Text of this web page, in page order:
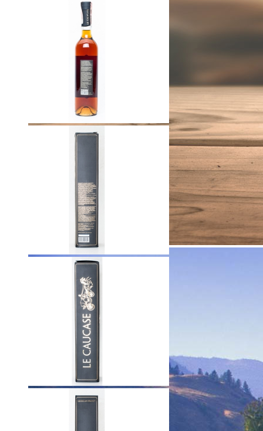
Підтвердіть свій вік
Мені більше 18 років.
Мені менше 18 років.